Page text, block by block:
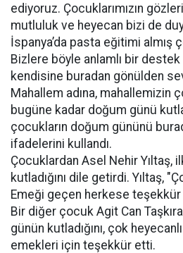
ediyoruz. Çocuklarımızın
mutluluk ve heyecan bizi de
İspanya’da pasta eğitimi almış
Bizlere böyle anlamlı bir
kendisine buradan gönülden
Mahallem adına, mahallemizin
bugüne kadar doğum günü
çocukların doğum gününü
ifadelerini kullandı.
Çocuklardan Asel Nehir Yıltaş,
kutladığını dile getirdi. Yıltaş,
Emeği geçen herkese
Bir diğer çocuk Agit Can
günün kutladığını, çok
emekleri için teşekkür etti.